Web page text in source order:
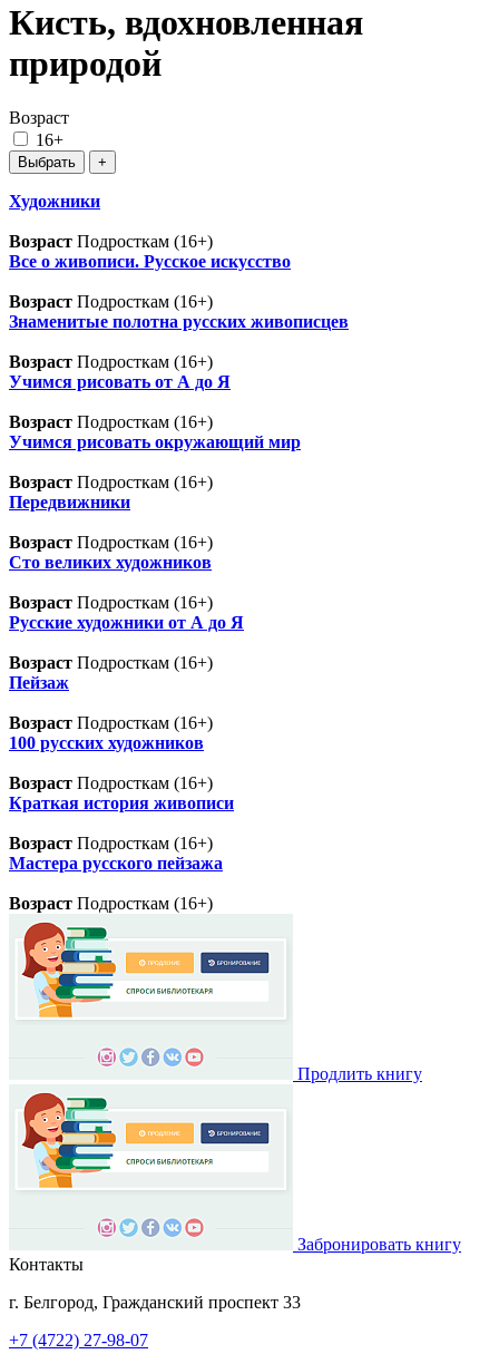
Кисть, вдохновленная
природой
Возраст
16+
Художники
Возраст Подросткам (16+)
Все о живописи. Русское искусство
Возраст Подросткам (16+)
Знаменитые полотна русских живописцев
Возраст Подросткам (16+)
Учимся рисовать от А до Я
Возраст Подросткам (16+)
Учимся рисовать окружающий мир
Возраст Подросткам (16+)
Передвижники
Возраст Подросткам (16+)
Сто великих художников
Возраст Подросткам (16+)
Русские художники от А до Я
Возраст Подросткам (16+)
Пейзаж
Возраст Подросткам (16+)
100 русских художников
Возраст Подросткам (16+)
Краткая история живописи
Возраст Подросткам (16+)
Мастера русского пейзажа
Возраст Подросткам (16+)
Продлить книгу
Забронировать книгу
Контакты
г. Белгород, Гражданский проспект 33
+7 (4722) 27-98-07